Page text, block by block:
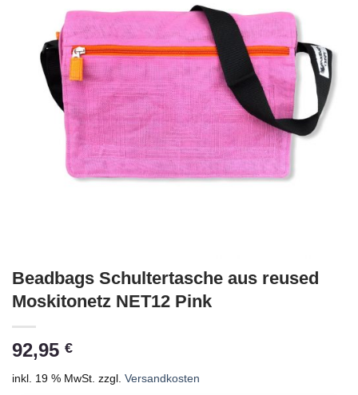
Beadbags Schultertasche aus reused
Moskitonetz NET12 Pink
92,95 €
inkl. 19 % MwSt. zzgl. Versandkosten